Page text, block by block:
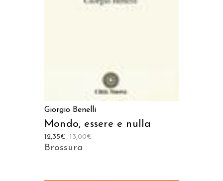
AGGIUNGI AL CARRELLO
Giorgio Benelli
Mondo, essere e nulla
13,00€
12,35€
Brossura